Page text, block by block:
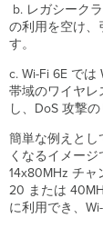
6E
の
6
に
対
す
る
利
点
は？
AFC
b. レガシーク
の利用を空け、
す。
c. Wi-Fi 6E で
帯域のワイヤレ
し、DoS 攻撃
簡単な例えと
くなるイメー
14x80MHz チ
20 または
に利用でき、